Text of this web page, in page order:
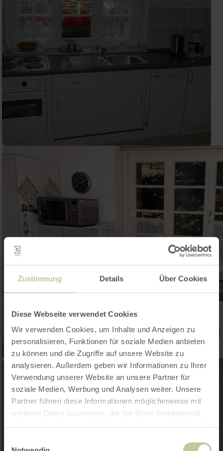
Zustimmung Details Über Cookies
Diese Webseite verwendet Cookies
Wir verwenden Cookies, um Inhalte und Anzeigen zu
personalisieren, Funktionen für soziale Medien anbieten
zu können und die Zugriffe auf unsere Website zu
analysieren. Außerdem geben wir Informationen zu Ihrer
Verwendung unserer Website an unsere Partner für
soziale Medien, Werbung und Analysen weiter. Unsere
Partner führen diese Informationen möglicherweise mit
weiteren Daten zusammen, die Sie ihnen bereitgestellt